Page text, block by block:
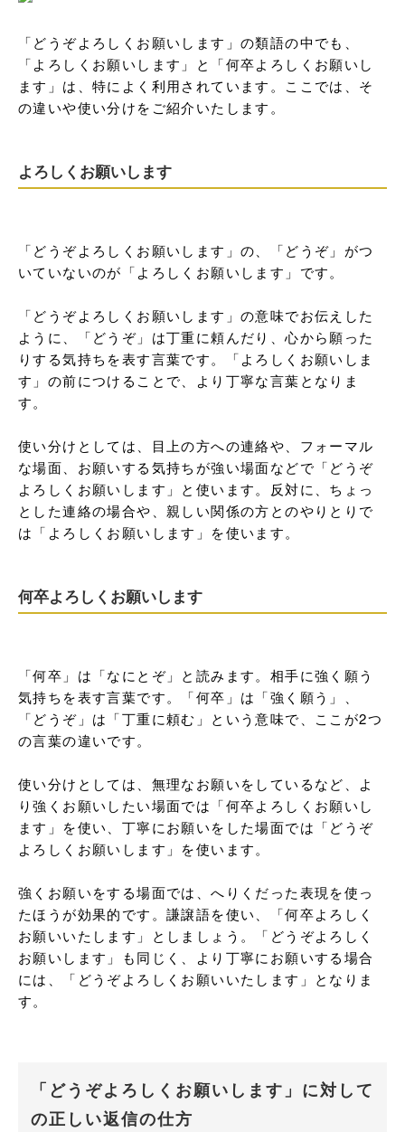
「どうぞよろしくお願いします」の類語の中でも、
「よろしくお願いします」と「何卒よろしくお願いし
ます」は、特によく利用されています。ここでは、そ
の違いや使い分けをご紹介いたします。
よろしくお願いします
「どうぞよろしくお願いします」の、「どうぞ」がつ
いていないのが「よろしくお願いします」です。
「どうぞよろしくお願いします」の意味でお伝えした
ように、「どうぞ」は丁重に頼んだり、心から願った
りする気持ちを表す言葉です。「よろしくお願いしま
す」の前につけることで、より丁寧な言葉となりま
す。
使い分けとしては、目上の方への連絡や、フォーマル
な場面、お願いする気持ちが強い場面などで「どうぞ
よろしくお願いします」と使います。反対に、ちょっ
とした連絡の場合や、親しい関係の方とのやりとりで
は「よろしくお願いします」を使います。
何卒よろしくお願いします
「何卒」は「なにとぞ」と読みます。相手に強く願う
気持ちを表す言葉です。「何卒」は「強く願う」、
「どうぞ」は「丁重に頼む」という意味で、ここが2つ
の言葉の違いです。
使い分けとしては、無理なお願いをしているなど、よ
り強くお願いしたい場面では「何卒よろしくお願いし
ます」を使い、丁寧にお願いをした場面では「どうぞ
よろしくお願いします」を使います。
強くお願いをする場面では、へりくだった表現を使っ
たほうが効果的です。謙譲語を使い、「何卒よろしく
お願いいたします」としましょう。「どうぞよろしく
お願いします」も同じく、より丁寧にお願いする場合
には、「どうぞよろしくお願いいたします」となりま
す。
「どうぞよろしくお願いします」に対して
の正しい返信の仕方